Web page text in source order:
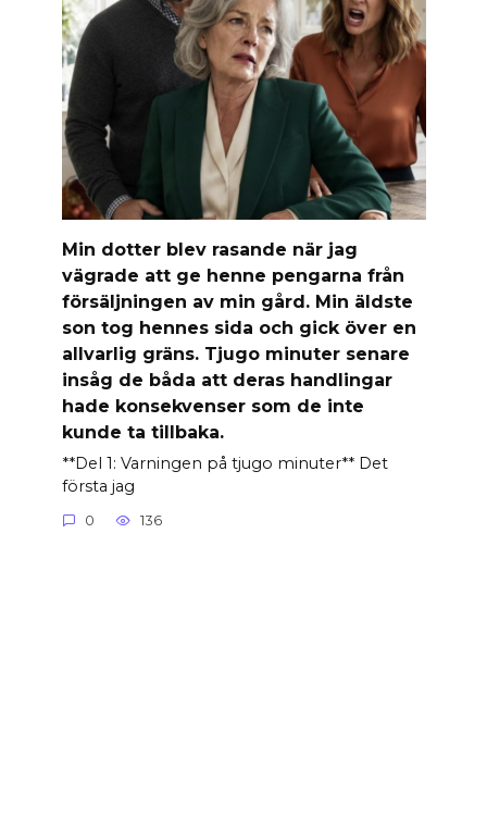
Min dotter blev rasande när jag
vägrade att ge henne pengarna från
försäljningen av min gård. Min äldste
son tog hennes sida och gick över en
allvarlig gräns. Tjugo minuter senare
insåg de båda att deras handlingar
hade konsekvenser som de inte
kunde ta tillbaka.
**Del 1: Varningen på tjugo minuter** Det
första jag
0 136